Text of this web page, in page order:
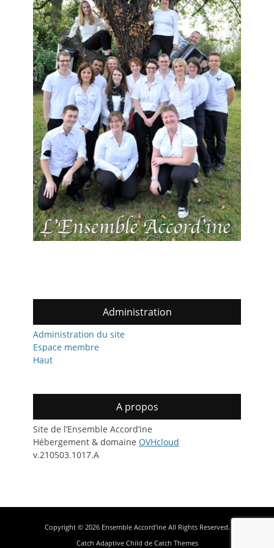
Administration
Administration du site
Espace membre
Haut
A propos
Site de l’Ensemble Accord’ine
Hébergement & domaine OVHcloud
v.210503.1017.A
Copyright © 2026 Ensemble Accord'ineAll Rights Reserved.
Catch Adaptive Child de Catch Themes